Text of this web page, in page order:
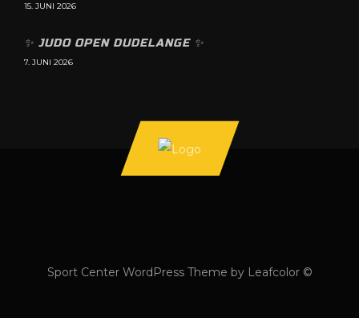
15. JUNI 2026
✨️ JUDO OPEN DUDELANGE ✨️
7. JUNI 2026
Sport Center WordPress Theme by Leafcolor ©